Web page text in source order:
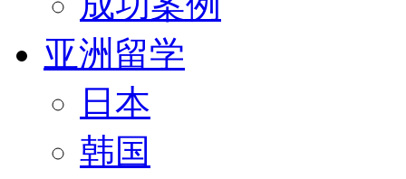
亚洲留学
日本
韩国